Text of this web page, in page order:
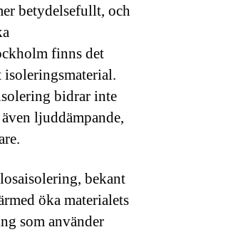
betydelsefullt, och
finns det
bidrar inte
ljuddämpande,
bekant
öka materialets
som använder